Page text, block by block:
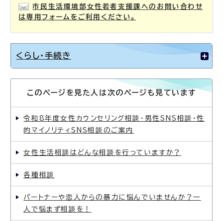
市民生活環境部女性若者支援課へのお問い合わせ
は専用フォームをご利用ください。
くらし・手続き
このページを見た人は次のページも見ています
令和8年度女性カウンセリング相談・男性SNS相談・性
的マイノリティSNS相談のご案内
女性生活相談はどんな相談を行っていますか？
各種相談
パートナーや恋人からの暴力に悩んでいませんか？一
人で悩まず相談を！